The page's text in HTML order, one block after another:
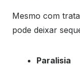
Mesmo com
pode deixar
Paralisia